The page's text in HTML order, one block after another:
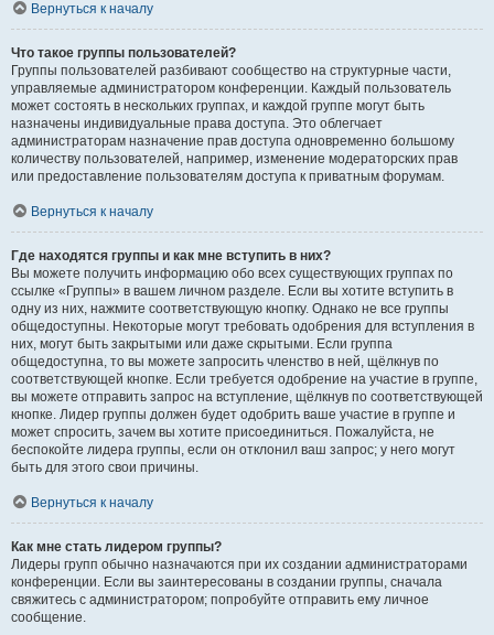
Вернуться к началу
Что такое группы пользователей?
Группы пользователей разбивают сообщество на структурные части,
управляемые администратором конференции. Каждый пользователь
может состоять в нескольких группах, и каждой группе могут быть
назначены индивидуальные права доступа. Это облегчает
администраторам назначение прав доступа одновременно большому
количеству пользователей, например, изменение модераторских прав
или предоставление пользователям доступа к приватным форумам.
Вернуться к началу
Где находятся группы и как мне вступить в них?
Вы можете получить информацию обо всех существующих группах по
ссылке «Группы» в вашем личном разделе. Если вы хотите вступить в
одну из них, нажмите соответствующую кнопку. Однако не все группы
общедоступны. Некоторые могут требовать одобрения для вступления в
них, могут быть закрытыми или даже скрытыми. Если группа
общедоступна, то вы можете запросить членство в ней, щёлкнув по
соответствующей кнопке. Если требуется одобрение на участие в группе,
вы можете отправить запрос на вступление, щёлкнув по соответствующей
кнопке. Лидер группы должен будет одобрить ваше участие в группе и
может спросить, зачем вы хотите присоединиться. Пожалуйста, не
беспокойте лидера группы, если он отклонил ваш запрос; у него могут
быть для этого свои причины.
Вернуться к началу
Как мне стать лидером группы?
Лидеры групп обычно назначаются при их создании администраторами
конференции. Если вы заинтересованы в создании группы, сначала
свяжитесь с администратором; попробуйте отправить ему личное
сообщение.